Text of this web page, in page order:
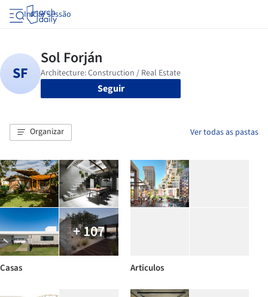
Iniciar sessão
Seguir
Organizar Ver todas as pastas
+ 107
Casas Articulos